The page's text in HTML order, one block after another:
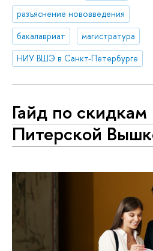
разъяснение нововведения
бакалавриат
магистратура
НИУ ВШЭ в Санкт-Петербурге
Гайд по скидкам
Питерской